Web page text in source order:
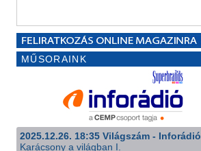
MŰSORAINK
2025.12.26. 18:35 Világszám - Inforádió
Karácsony a világban I.